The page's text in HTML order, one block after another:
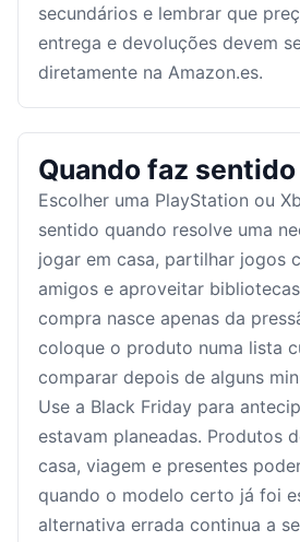
secundários e lembrar que
entrega e devoluções devem
diretamente na Amazon.es.
Quando faz
Escolher uma PlayStation ou
sentido quando resolve uma
jogar em casa, partilhar jogos
amigos e aproveitar
compra nasce apenas da
coloque o produto numa lista
comparar depois de alguns
Use a Black Friday para
estavam planeadas. Produtos
casa, viagem e presentes
quando o modelo certo já foi
alternativa errada continua a